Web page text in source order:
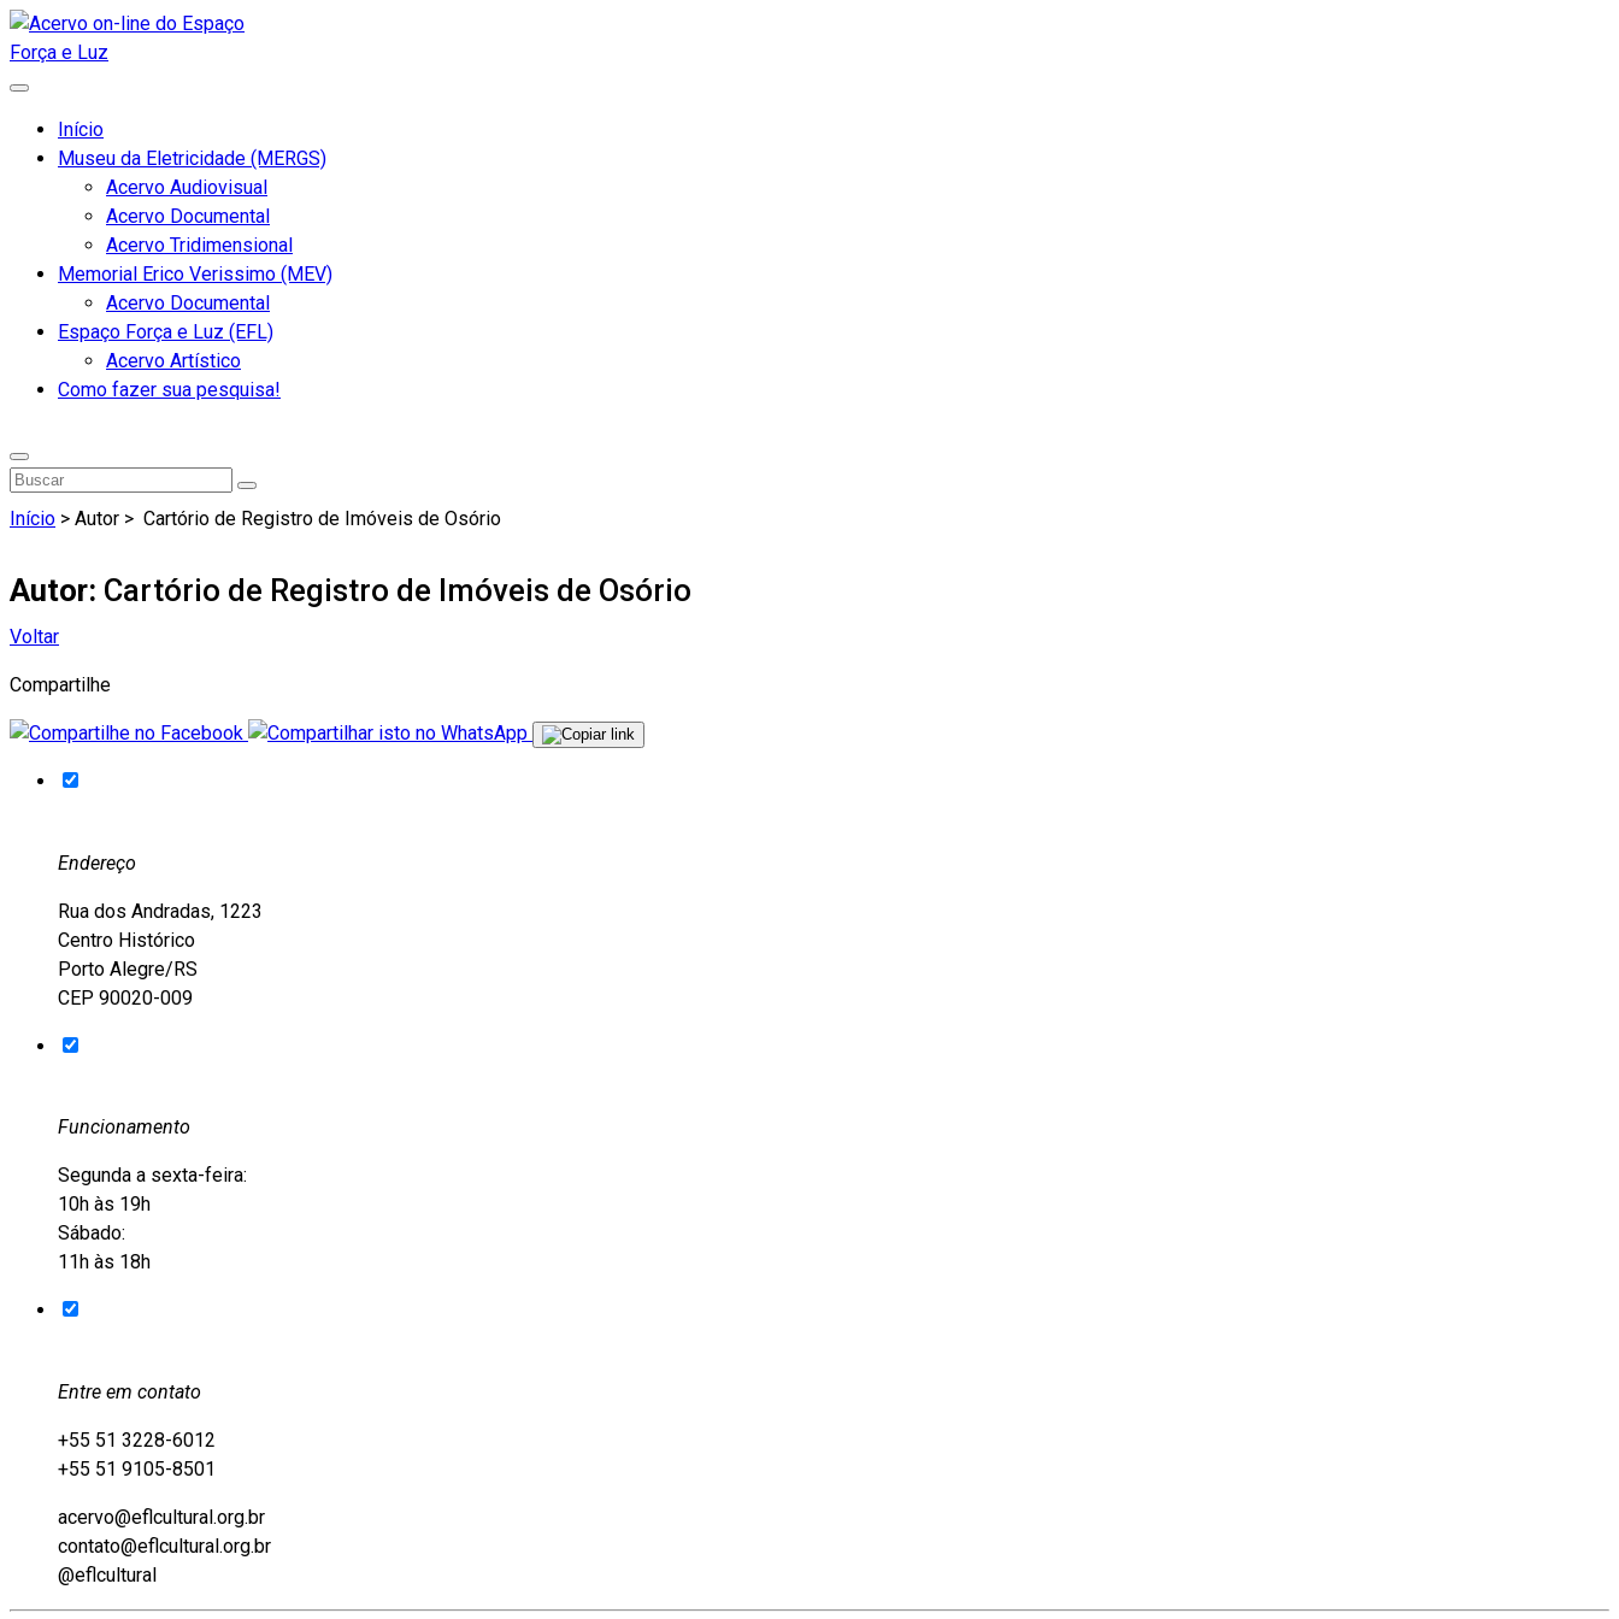
Início
Museu da Eletricidade (MERGS)
Acervo Audiovisual
Acervo Documental
Acervo Tridimensional
Memorial Erico Verissimo (MEV)
Acervo Documental
Espaço Força e Luz (EFL)
Acervo Artístico
Como fazer sua pesquisa!
Início > Autor > Cartório de Registro de Imóveis de Osório
Autor: Cartório de Registro de Imóveis de Osório
Voltar
Compartilhe
Endereço
Rua dos Andradas, 1223
Centro Histórico
Porto Alegre/RS
CEP 90020-009
Funcionamento
Segunda a sexta-feira:
10h às 19h
Sábado:
11h às 18h
Entre em contato
+55 51 3228-6012
+55 51 9105-8501
acervo@eflcultural.org.br
contato@eflcultural.org.br
@eflcultural